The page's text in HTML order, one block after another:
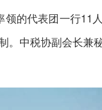
的代表团一行11
。中税协副会长兼